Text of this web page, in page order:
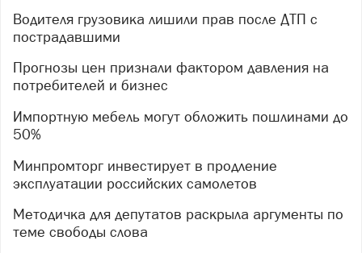
Водителя грузовика лишили прав после ДТП с
пострадавшими
Прогнозы цен признали фактором давления на
потребителей и бизнес
Импортную мебель могут обложить пошлинами до
50%
Минпромторг инвестирует в продление
эксплуатации российских самолетов
Методичка для депутатов раскрыла аргументы по
теме свободы слова